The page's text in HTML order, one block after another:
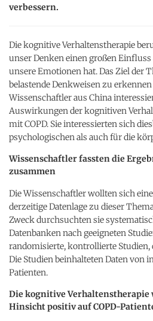
verbessern.
Die kognitive Verhaltenstherapie
unser Denken einen großen
unsere Emotionen hat. Das Ziel der
belastende Denkweisen zu
Wissenschaftler aus China
Auswirkungen der kognitiven
mit COPD. Sie interessierten sich
psychologischen als auch für die
Wissenschaftler fassten die
zusammen
Die Wissenschaftler wollten sich
derzeitige Datenlage zu dieser
Zweck durchsuchten sie
Datenbanken nach geeigneten
randomisierte, kontrollierte
Die Studien beinhalteten Daten von
Patienten.
Die kognitive
Hinsicht positiv auf COPD-